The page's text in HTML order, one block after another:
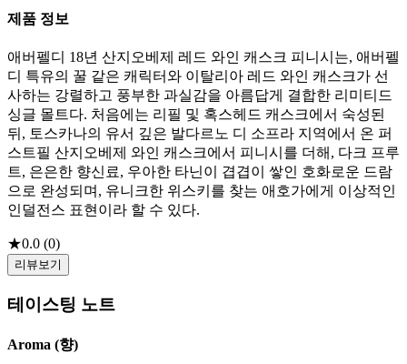
제품 정보
애버펠디 18년 산지오베제 레드 와인 캐스크 피니시는, 애버펠
디 특유의 꿀 같은 캐릭터와 이탈리아 레드 와인 캐스크가 선
사하는 강렬하고 풍부한 과실감을 아름답게 결합한 리미티드
싱글 몰트다. 처음에는 리필 및 혹스헤드 캐스크에서 숙성된
뒤, 토스카나의 유서 깊은 발다르노 디 소프라 지역에서 온 퍼
스트필 산지오베제 와인 캐스크에서 피니시를 더해, 다크 프루
트, 은은한 향신료, 우아한 타닌이 겹겹이 쌓인 호화로운 드람
으로 완성되며, 유니크한 위스키를 찾는 애호가에게 이상적인
인덜전스 표현이라 할 수 있다.
★0.0 (0)
리뷰보기
테이스팅 노트
Aroma (향)